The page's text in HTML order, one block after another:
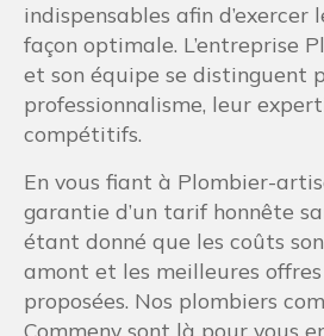
indispensables afin d’exercer
façon optimale. L’entreprise
et son équipe se distinguent
professionnalisme, leur
compétitifs.
En vous fiant à Plombier-
garantie d’un tarif honnête
étant donné que les coûts
amont et les meilleures
proposées. Nos plombiers
Commeny sont là pour vous